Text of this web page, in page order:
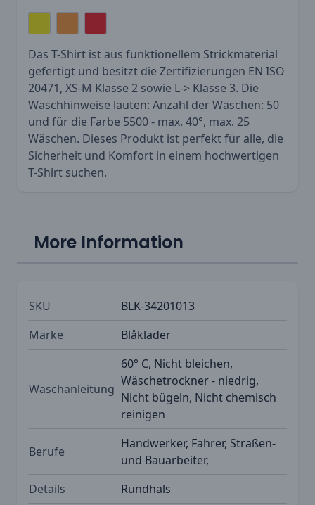
Das T-Shirt ist aus funktionellem Strickmaterial
gefertigt und besitzt die Zertifizierungen EN ISO
20471, XS-M Klasse 2 sowie L-> Klasse 3. Die
Waschhinweise lauten: Anzahl der Wäschen: 50
und für die Farbe 5500 - max. 40°, max. 25
Wäschen. Dieses Produkt ist perfekt für alle, die
Sicherheit und Komfort in einem hochwertigen
T-Shirt suchen.
More Information
SKU
BLK-34201013
Marke
Blåkläder
Waschanleitung
60° C, Nicht bleichen,
Wäschetrockner - niedrig,
Nicht bügeln, Nicht chemisch
reinigen
Berufe
Handwerker, Fahrer, Straßen-
und Bauarbeiter,
Details
Rundhals